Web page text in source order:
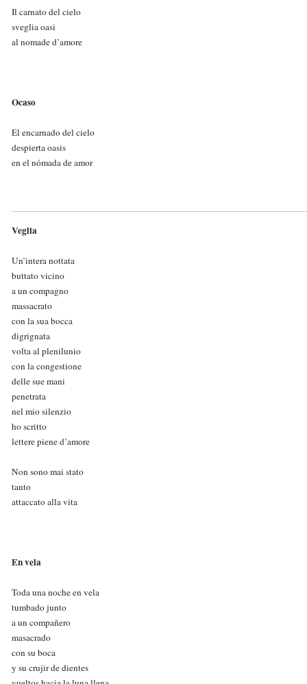
Il carnato del cielo
sveglia oasi
al nomade d’amore
Ocaso
El encarnado del cielo
despierta oasis
en el nómada de amor
Veglia
Un’intera nottata
buttato vicino
a un compagno
massacrato
con la sua bocca
digrignata
volta al plenilunio
con la congestione
delle sue mani
penetrata
nel mio silenzio
ho scritto
lettere piene d’amore
Non sono mai stato
tanto
attaccato alla vita
En vela
Toda una noche en vela
tumbado junto
a un compañero
masacrado
con su boca
y su crujir de dientes